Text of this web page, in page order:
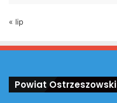
« lip
Powiat Ostrzeszowski